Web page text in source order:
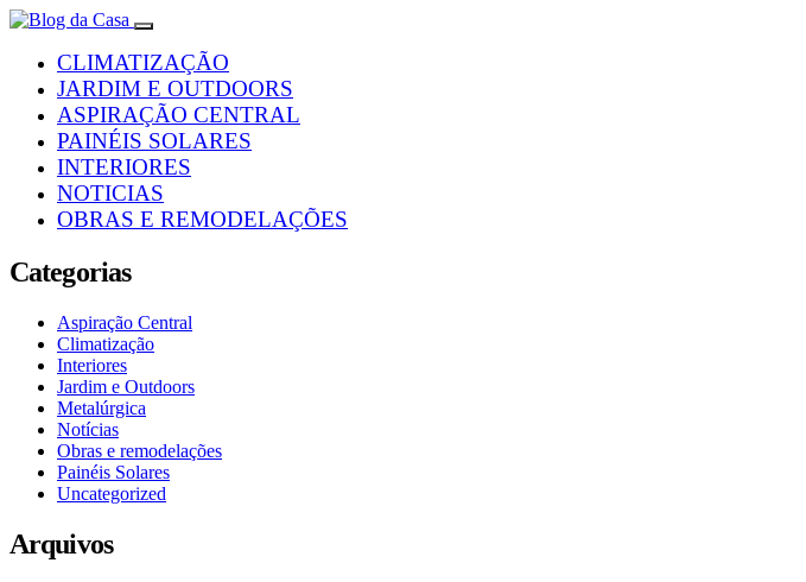
CLIMATIZAÇÃO
JARDIM E OUTDOORS
ASPIRAÇÃO CENTRAL
PAINÉIS SOLARES
INTERIORES
NOTICIAS
OBRAS E REMODELAÇÕES
Categorias
Aspiração Central
Climatização
Interiores
Jardim e Outdoors
Metalúrgica
Notícias
Obras e remodelações
Painéis Solares
Uncategorized
Arquivos